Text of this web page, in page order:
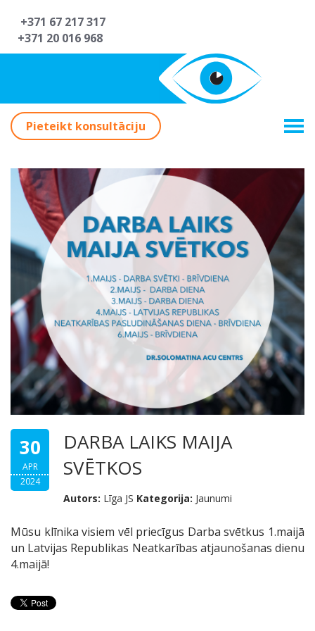
+371 67 217 317
+371 20 016 968
Pieteikt konsultāciju
30
APR
2024
DARBA LAIKS MAIJA
SVĒTKOS
Autors: Līga JS Kategorija: Jaunumi
Mūsu klīnika visiem vēl priecīgus Darba svētkus 1.maijā
un Latvijas Republikas Neatkarības atjaunošanas dienu
4.maijā!